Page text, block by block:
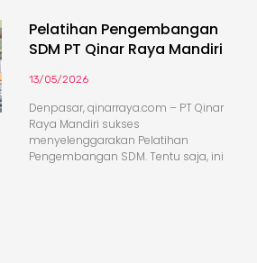
Pelatihan Pengembangan
SDM PT Qinar Raya Mandiri
13/05/2026
Denpasar, qinarraya.com – PT Qinar
Raya Mandiri sukses
menyelenggarakan Pelatihan
Pengembangan SDM. Tentu saja, ini